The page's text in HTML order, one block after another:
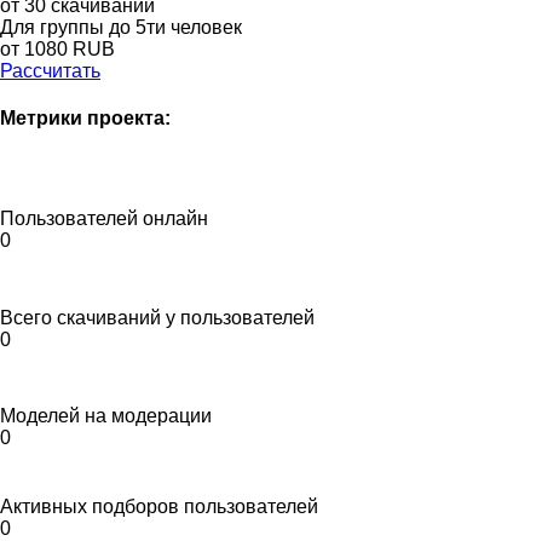
от 30 скачиваний
Для группы до 5ти человек
от 1080 RUB
Рассчитать
Метрики проекта:
Пользователей онлайн
0
Всего скачиваний у пользователей
0
Моделей на модерации
0
Активных подборов пользователей
0